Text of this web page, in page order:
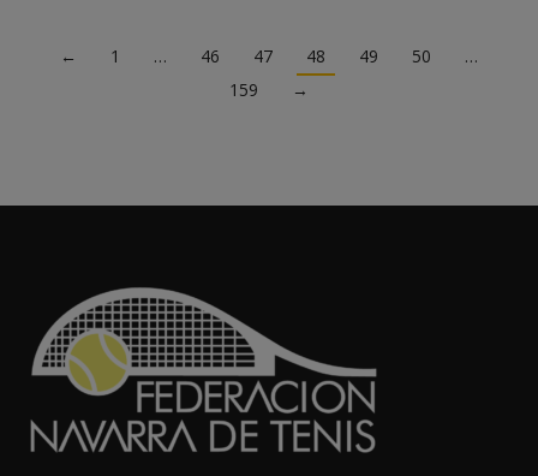
← 1 … 46 47 48 49 50
…
159
→